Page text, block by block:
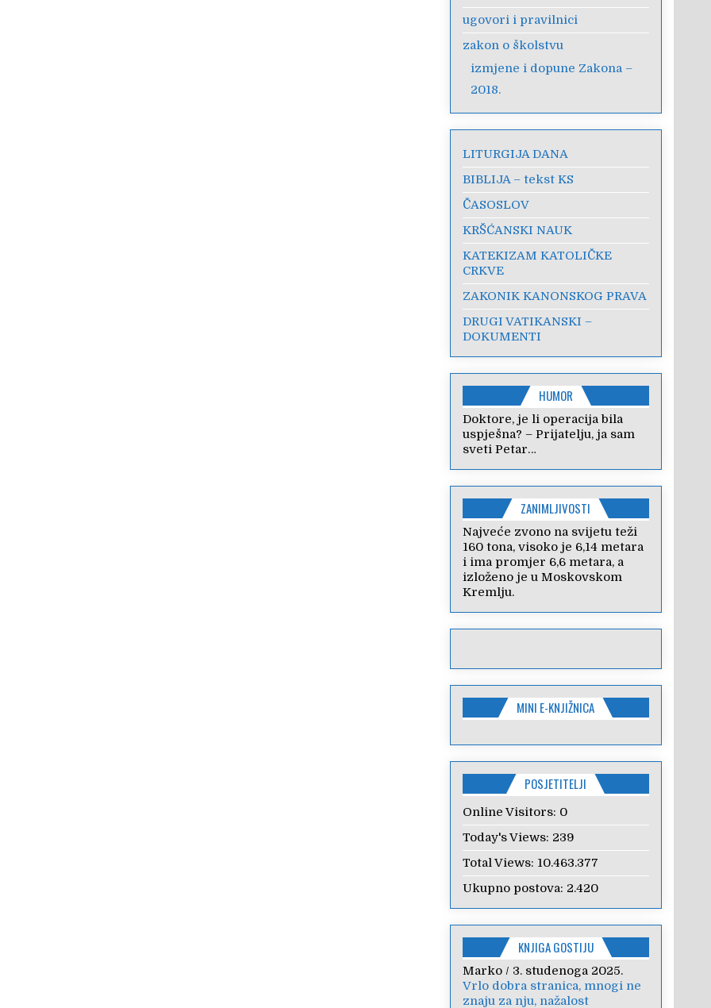
ugovori i pravilnici
zakon o školstvu
izmjene i dopune Zakona –
2018.
LITURGIJA DANA
BIBLIJA – tekst KS
ČASOSLOV
KRŠĆANSKI NAUK
KATEKIZAM KATOLIČKE
CRKVE
ZAKONIK KANONSKOG PRAVA
DRUGI VATIKANSKI –
DOKUMENTI
HUMOR
Doktore, je li operacija bila
uspješna? – Prijatelju, ja sam
sveti Petar…
ZANIMLJIVOSTI
Najveće zvono na svijetu teži
160 tona, visoko je 6,14 metara
i ima promjer 6,6 metara, a
izloženo je u Moskovskom
Kremlju.
MINI E-KNJIŽNICA
POSJETITELJI
Online Visitors: 0
Today's Views: 239
Total Views: 10.463.377
Ukupno postova: 2.420
KNJIGA GOSTIJU
Marko/ 3. studenoga 2025.
Vrlo dobra stranica, mnogi ne
znaju za nju, nažalost
Anica/ 7. veljače 2024.
Poštovanje, draga kolegice!
Hvala Vam na nesebičnom